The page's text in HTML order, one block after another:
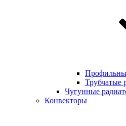
Трубчатые
Чугунные
Конвекторы